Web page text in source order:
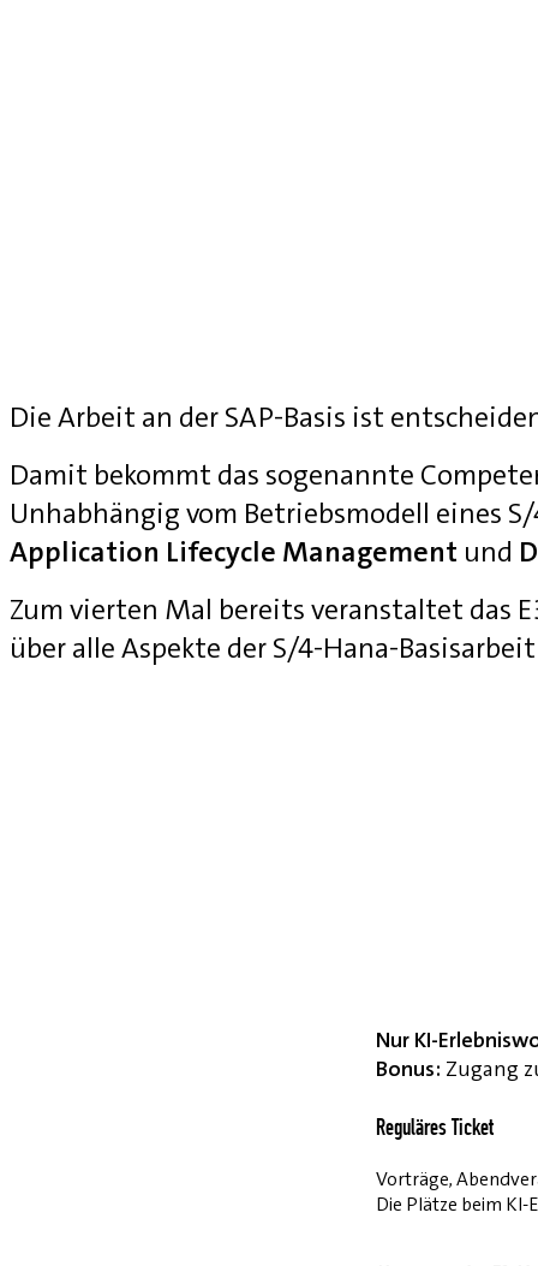
Die Arbeit an der SAP-Basis ist
Damit bekommt das sogenannte
Unhabhängig vom Betriebsmodell eines
Application Lifecycle Management und
Zum vierten Mal bereits veranstaltet das
über alle Aspekte der S/4-Hana-
Nur KI-
Bonus: Zugang
Reguläres Ticket
Vorträge,
Die Plätze beim